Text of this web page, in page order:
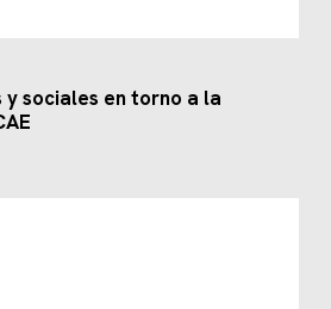
sociales en torno a la